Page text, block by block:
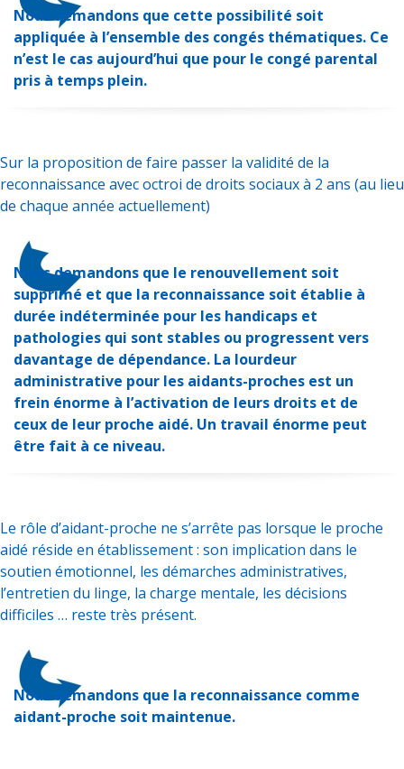
Nous demandons que cette possibilité soit
appliquée à l’ensemble des congés thématiques. Ce
n’est le cas aujourd’hui que pour le congé parental
pris à temps plein.
Sur la proposition de faire passer la validité de la
reconnaissance avec octroi de droits sociaux à 2 ans (au lieu
de chaque année actuellement)
Nous demandons que le renouvellement soit
supprimé et que la reconnaissance soit établie à
durée indéterminée pour les handicaps et
pathologies qui sont stables ou progressent vers
davantage de dépendance. La lourdeur
administrative pour les aidants-proches est un
frein énorme à l’activation de leurs droits et de
ceux de leur proche aidé. Un travail énorme peut
être fait à ce niveau.
Le rôle d’aidant-proche ne s’arrête pas lorsque le proche
aidé réside en établissement : son implication dans le
soutien émotionnel, les démarches administratives,
l’entretien du linge, la charge mentale, les décisions
difficiles … reste très présent.
Nous demandons que la reconnaissance comme
aidant-proche soit maintenue.